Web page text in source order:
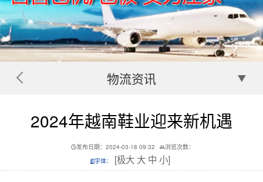
物流资讯
2024年越南鞋业迎来新机遇
发布日期：2024-03-18 09:32
浏览次数：
字体：
[极大 大 中 小]